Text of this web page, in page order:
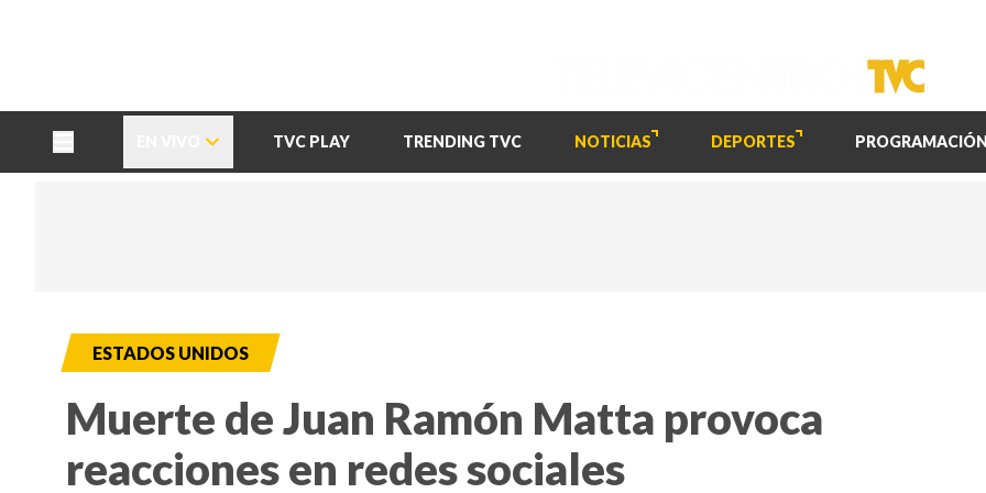
TVC PLAY TRENDING TVC NOTICIAS DEPORTES PROGRAMACIÓN
ESTADOS UNIDOS
Muerte de Juan Ramón Matta provoca
reacciones en redes sociales